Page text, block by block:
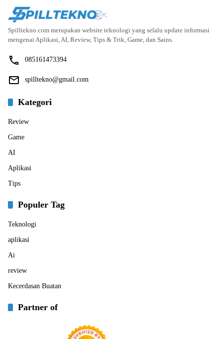
Spilltekno.com merupakan website teknologi yang selalu update informasi
mengenai Aplikasi, AI, Review, Tips & Trik, Game, dan Sains.
085161473394
spilltekno@gmail.com
Kategori
Review
Game
AI
Aplikasi
Tips
Populer Tag
Teknologi
aplikasi
Ai
review
Kecerdasan Buatan
Partner of